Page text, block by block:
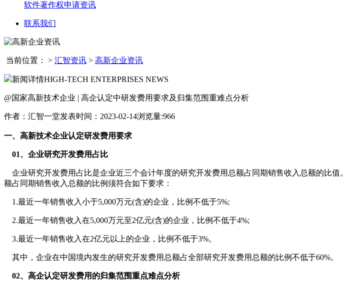
软件著作权申请资讯
联系我们
当前位置： > 汇智资讯 > 高新企业资讯
新闻详情HIGH-TECH ENTERPRISES NEWS
@国家高新技术企业 | 高企认定中研发费用要求及归集范围重难点分析
作者：汇智一堂发表时间：2023-02-14浏览量:966
一、高新技术企业认定研发费用要求
01、企业研究开发费用占比
企业研究开发费用占比是企业近三个会计年度的研究开发费用总额占同期销售收入总额的比
额占同期销售收入总额的比例须符合如下要求：
1.最近一年销售收入小于5,000万元(含)的企业，比例不低于5%;
2.最近一年销售收入在5,000万元至2亿元(含)的企业，比例不低于4%;
3.最近一年销售收入在2亿元以上的企业，比例不低于3%。
其中，企业在中国境内发生的研究开发费用总额占全部研究开发费用总额的比例不低于60%。
02、高企认定研发费用的归集范围重点难点分析